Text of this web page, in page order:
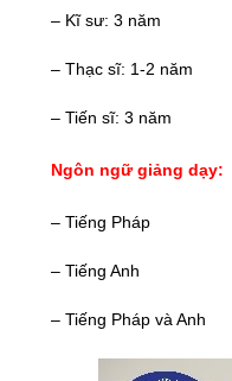
– Kĩ sư: 3 năm
– Thạc sĩ: 1-2 năm
– Tiến sĩ: 3 năm
Ngôn ngữ giảng dạy:
– Tiếng Pháp
– Tiếng Anh
– Tiếng Pháp và Anh